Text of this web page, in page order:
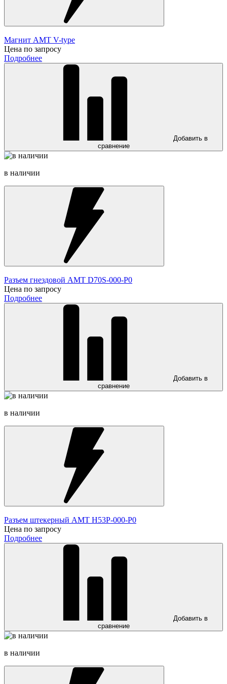
Магнит AMT V-type
Цена по запросу
Подробнее
Добавить в
сравнение
в наличии
Разъем гнездовой AMT D70S-000-P0
Цена по запросу
Подробнее
Добавить в
сравнение
в наличии
Разъем штекерный AMT H53P-000-P0
Цена по запросу
Подробнее
Добавить в
сравнение
в наличии